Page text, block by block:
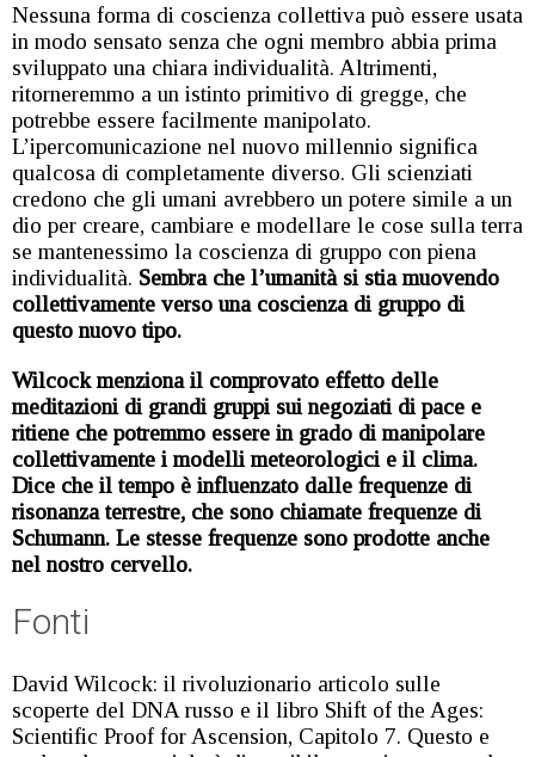
Nessuna forma di coscienza collettiva può essere usata
in modo sensato senza che ogni membro abbia prima
sviluppato una chiara individualità. Altrimenti,
ritorneremmo a un istinto primitivo di gregge, che
potrebbe essere facilmente manipolato.
L’ipercomunicazione nel nuovo millennio significa
qualcosa di completamente diverso. Gli scienziati
credono che gli umani avrebbero un potere simile a un
dio per creare, cambiare e modellare le cose sulla terra
se mantenessimo la coscienza di gruppo con piena
individualità. Sembra che l’umanità si stia muovendo
collettivamente verso una coscienza di gruppo di
questo nuovo tipo.
Wilcock menziona il comprovato effetto delle
meditazioni di grandi gruppi sui negoziati di pace e
ritiene che potremmo essere in grado di manipolare
collettivamente i modelli meteorologici e il clima.
Dice che il tempo è influenzato dalle frequenze di
risonanza terrestre, che sono chiamate frequenze di
Schumann. Le stesse frequenze sono prodotte anche
nel nostro cervello.
Fonti
David Wilcock: il rivoluzionario articolo sulle
scoperte del DNA russo e il libro Shift of the Ages:
Scientific Proof for Ascension, Capitolo 7. Questo e